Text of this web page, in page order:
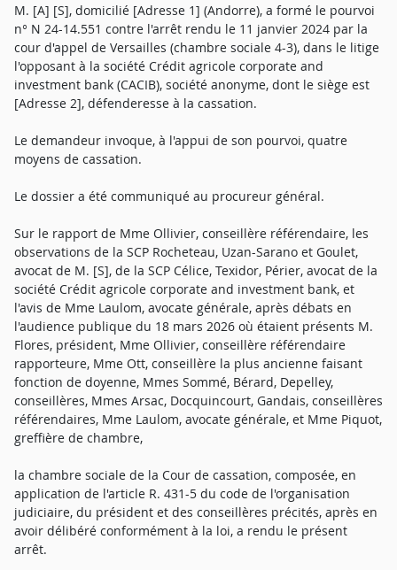
M. [A] [S], domicilié [Adresse 1] (Andorre), a formé le pourvoi
n° N 24-14.551 contre l'arrêt rendu le 11 janvier 2024 par la
cour d'appel de Versailles (chambre sociale 4-3), dans le litige
l'opposant à la société Crédit agricole corporate and
investment bank (CACIB), société anonyme, dont le siège est
[Adresse 2], défenderesse à la cassation.
Le demandeur invoque, à l'appui de son pourvoi, quatre
moyens de cassation.
Le dossier a été communiqué au procureur général.
Sur le rapport de Mme Ollivier, conseillère référendaire, les
observations de la SCP Rocheteau, Uzan-Sarano et Goulet,
avocat de M. [S], de la SCP Célice, Texidor, Périer, avocat de la
société Crédit agricole corporate and investment bank, et
l'avis de Mme Laulom, avocate générale, après débats en
l'audience publique du 18 mars 2026 où étaient présents M.
Flores, président, Mme Ollivier, conseillère référendaire
rapporteure, Mme Ott, conseillère la plus ancienne faisant
fonction de doyenne, Mmes Sommé, Bérard, Depelley,
conseillères, Mmes Arsac, Docquincourt, Gandais, conseillères
référendaires, Mme Laulom, avocate générale, et Mme Piquot,
greffière de chambre,
la chambre sociale de la Cour de cassation, composée, en
application de l'article R. 431-5 du code de l'organisation
judiciaire, du président et des conseillères précités, après en
avoir délibéré conformément à la loi, a rendu le présent
arrêt.